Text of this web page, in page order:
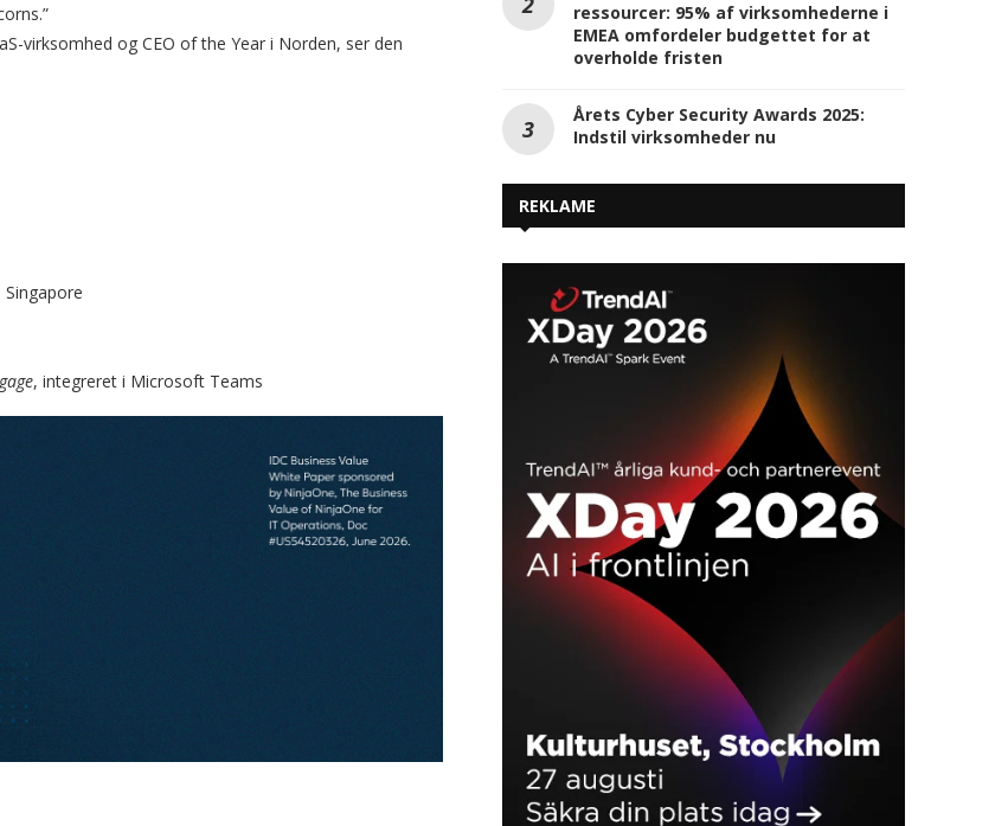
virksomhed og CEO of the Year i Norden, ser den
, integreret i Microsoft Teams
Førende AI-sikkerhedsfirma
skærper satsning på det
EMEA omfordeler budgettet for at
Indstil virksomheder nu
REKLAME